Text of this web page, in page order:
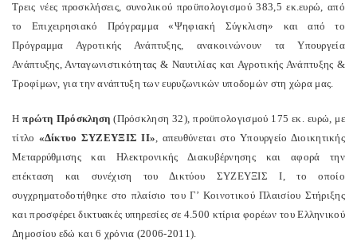
Τρεις νέες προσκλήσεις, συνολικού προϋπολογισμού 383,5 εκ.ευρώ, από
το Επιχειρησιακό Πρόγραμμα «Ψηφιακή Σύγκλιση» και από το
Πρόγραμμα Αγροτικής Ανάπτυξης, ανακοινώνουν τα Υπουργεία
Ανάπτυξης, Ανταγωνιστικότητας & Ναυτιλίας και Αγροτικής Ανάπτυξης &
Τροφίμων, για την ανάπτυξη των ευρυζωνικών υποδομών στη χώρα μας.
Ηπρώτη Πρόσκληση (Πρόσκληση 32), προϋπολογισμού 175 εκ. ευρώ, με
τίτλο «Δίκτυο ΣΥΖΕΥΞΙΣ ΙΙ», απευθύνεται στο Υπουργείο Διοικητικής
Μεταρρύθμισης και Ηλεκτρονικής Διακυβέρνησης και αφορά την
επέκταση και συνέχιση του Δικτύου ΣΥΖΕΥΞΙΣ Ι, το οποίο
συγχρηματοδοτήθηκε στο πλαίσιο του Γ’ Κοινοτικού Πλαισίου Στήριξης
και προσφέρει δικτυακές υπηρεσίες σε 4.500 κτίρια φορέων του Ελληνικού
Δημοσίου εδώ και 6 χρόνια (2006-2011).